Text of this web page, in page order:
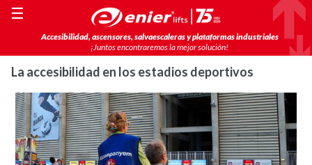
Accesibilidad, ascensores, salvaescaleras y plataformas industriales
¡Juntos encontraremos la mejor solución!
☰
La accesibilidad en los estadios deportivos